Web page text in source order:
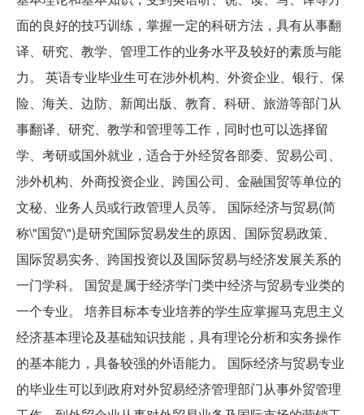
面的良好的技巧训练，掌握一定的科研方法，具有从事翻
译、研究、教学、管理工作的业务水平及较好的素质与能
力。 英语专业毕业生可在涉外机构、外资企业、银行、保
险、海关、边防、新闻出版、教育、科研、旅游等部门从
事翻译、研究、教学和管理等工作，同时也可以选择留
学、考研或国外就业，适合于外经贸各部委、贸易公司、
涉外机构、外商投资企业、跨国公司、金融国贸等单位的
文秘、业务人员或行政管理人员等。 国际经济与贸易(简
称\"国贸\")是研究国际贸易发生的原因、国际贸易政策、
国际贸易实务、跨国投资以及国际贸易与经济发展关系的
一门学科。 国贸是属于经济学门类中经济与贸易专业类的
一个专业。 培养目标本专业培养的学生应掌握马克思主义
经济基本理论及基础知识技能，具有理论分析和实务操作
的基本能力，具备较强的外语能力。 国际经济与贸易专业
的毕业生可以到政府对外贸易经济管理部门从事外贸管理